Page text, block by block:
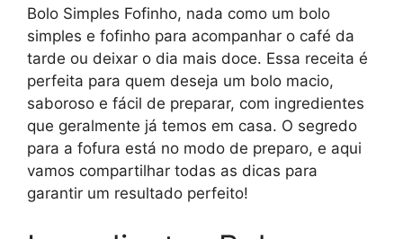
Bolo Simples Fofinho, nada como um bolo
simples e fofinho para acompanhar o café da
tarde ou deixar o dia mais doce. Essa receita é
perfeita para quem deseja um bolo macio,
saboroso e fácil de preparar, com ingredientes
que geralmente já temos em casa. O segredo
para a fofura está no modo de preparo, e aqui
vamos compartilhar todas as dicas para
garantir um resultado perfeito!